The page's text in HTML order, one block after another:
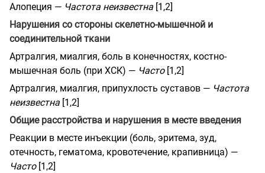
Алопеция — Частота неизвестна [1,2]
Нарушения со стороны скелетно-мышечной и
соединительной ткани
Артралгия, миалгия, боль в конечностях, костно-
мышечная боль (при ХСК) — Часто[1,2]
Артралгия, миалгия, припухлость суставов — Частота
неизвестна [1,2]
Общие расстройства и нарушения в месте введения
Реакции в месте инъекции (боль, эритема, зуд,
отечность, гематома, кровотечение, крапивница) —
Часто[1,2]